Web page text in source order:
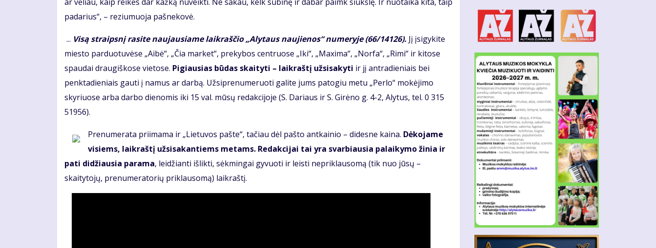
padarius“, – reziumuoja pašnekovė.
... Visą straipsnį rasite naujausiame laikraščio „Alytaus naujienos“ numeryje (66/14126). Jį įsigykite
miesto parduotuvėse „Aibė“, „Čia market“, prekybos centruose „Iki“, „Maxima“, „Norfa“, „Rimi“ ir kitose
spaudai draugiškose vietose. Pigiausias būdas skaityti – laikraštį užsisakyti ir jį antradieniais bei
penktadieniais gauti į namus ar darbą. Užsiprenumeruoti galite jums patogiu metu „Perlo“ mokėjimo
skyriuose arba darbo dienomis iki 15 val. mūsų redakcijoje (S. Dariaus ir S. Girėno g. 4-2, Alytus, tel. 0 315
51956).
Prenumerata priimama ir „Lietuvos pašte“, tačiau dėl pašto antkainio – didesne kaina. Dėkojame
visiems, laikraštį užsisakantiems metams. Redakcijai tai yra svarbiausia palaikymo žinia ir
pati didžiausia parama, leidžianti išlikti, sėkmingai gyvuoti ir leisti nepriklausomą (tik nuo jūsų –
skaitytojų, prenumeratorių priklausomą) laikraštį.